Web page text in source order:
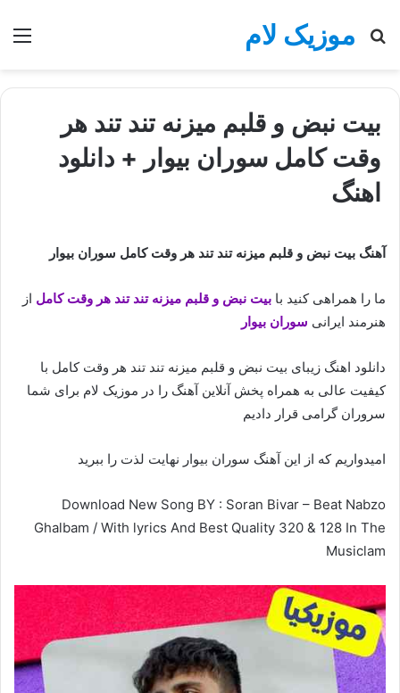
موزیک لام
جستجو
بیت نبض و قلبم میزنه تند تند هر
وقت کامل سوران بیوار + دانلود
اهنگ
آهنگ بیت نبض و قلبم میزنه تند تند هر وقت کامل سوران بیوار
ما را همراهی کنید با بیت نبض و قلبم میزنه تند تند هر وقت کامل از
هنرمند ایرانی سوران بیوار
دانلود اهنگ زیبای بیت نبض و قلبم میزنه تند تند هر وقت کامل با
کیفیت عالی به همراه پخش آنلاین آهنگ را در موزیک لام برای شما
سروران گرامی قرار دادیم
امیدواریم که از این آهنگ سوران بیوار نهایت لذت را ببرید
Download New Song BY : Soran Bivar – Beat Nabzo
Ghalbam / With lyrics And Best Quality 320 & 128 In The
Musiclam